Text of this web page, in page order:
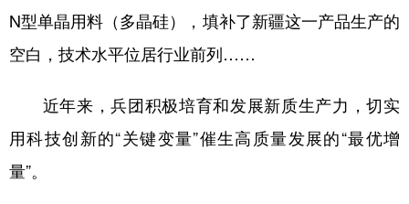
N型单晶用料（多晶硅），填补了新疆这一产品生产的
空白，技术水平位居行业前列……
近年来，兵团积极培育和发展新质生产力，切实
用科技创新的“关键变量”催生高质量发展的“最优增
量”。